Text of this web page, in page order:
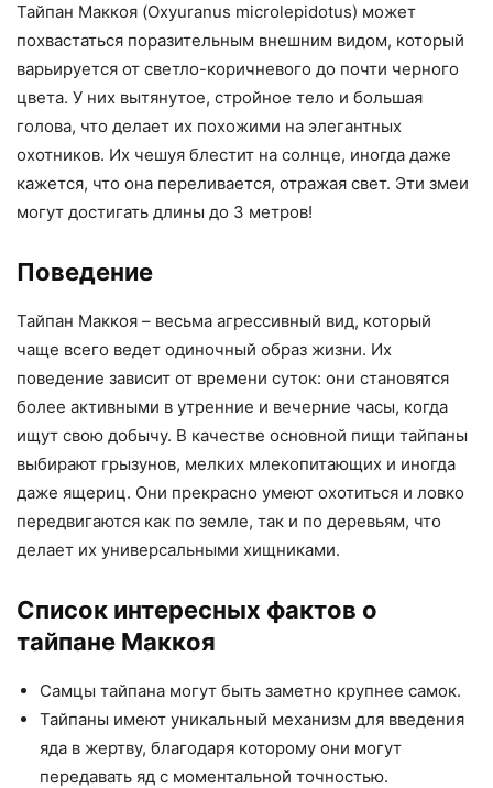
Тайпан Маккоя (Oxyuranus microlepidotus) может
похвастаться поразительным внешним видом, который
варьируется от светло-коричневого до почти черного
цвета. У них вытянутое, стройное тело и большая
голова, что делает их похожими на элегантных
охотников. Их чешуя блестит на солнце, иногда даже
кажется, что она переливается, отражая свет. Эти змеи
могут достигать длины до 3 метров!
Поведение
Тайпан Маккоя – весьма агрессивный вид, который
чаще всего ведет одиночный образ жизни. Их
поведение зависит от времени суток: они становятся
более активными в утренние и вечерние часы, когда
ищут свою добычу. В качестве основной пищи тайпаны
выбирают грызунов, мелких млекопитающих и иногда
даже ящериц. Они прекрасно умеют охотиться и ловко
передвигаются как по земле, так и по деревьям, что
делает их универсальными хищниками.
Список интересных фактов о
тайпане Маккоя
Самцы тайпана могут быть заметно крупнее самок.
Тайпаны имеют уникальный механизм для введения
яда в жертву, благодаря которому они могут
передавать яд с моментальной точностью.